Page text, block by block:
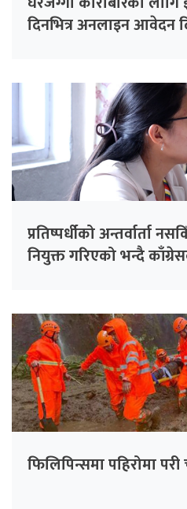
दिनभित्र अनलाइन आवेदन
प्रतिष्पर्धीको अन्तर्वार्ता
नियुक्त गरिएको भन्दै
फिलिपिन्समा पहिरोमा